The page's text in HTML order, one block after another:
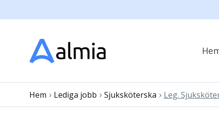
Hem › Lediga jobb › Sjuksköterska › Leg.